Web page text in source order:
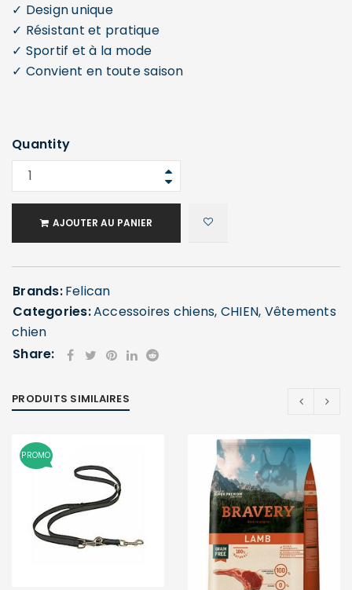
✓ Design unique
✓ Résistant et pratique
✓ Sportif et à la mode
✓ Convient en toute saison
Quantity
AJOUTER AU PANIER
Brands:Felican
Categories:Accessoires chiens, CHIEN, Vêtements
chien
Share:
PRODUITS SIMILAIRES
PROMO